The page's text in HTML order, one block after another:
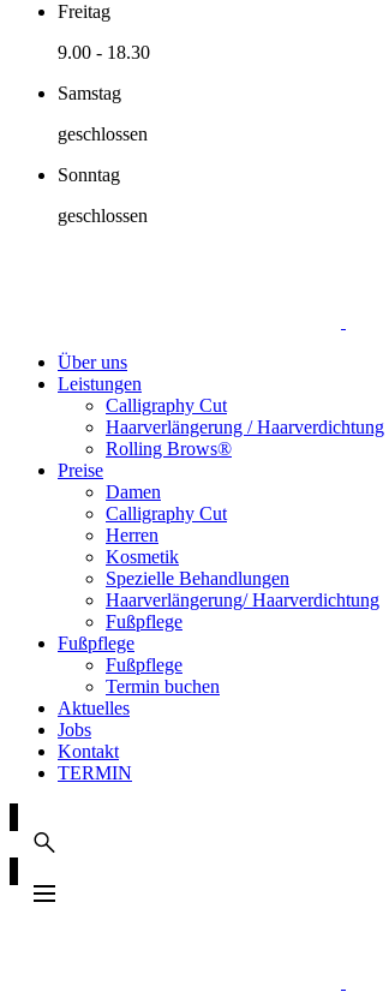
Freitag
9.00 - 18.30
Samstag
geschlossen
Sonntag
geschlossen
Über uns
Leistungen
Calligraphy Cut
Haarverlängerung / Haarverdichtung
Rolling Brows®
Preise
Damen
Calligraphy Cut
Herren
Kosmetik
Spezielle Behandlungen
Haarverlängerung/ Haarverdichtung
Fußpflege
Fußpflege
Fußpflege
Termin buchen
Aktuelles
Jobs
Kontakt
TERMIN